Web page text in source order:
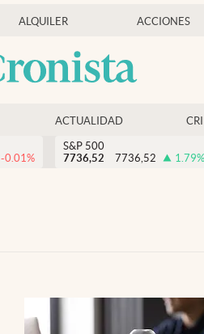
ALQUILER ACCIONES
ACTUALIDAD
-0.01%
S&P 500
7736,52
7736,52 1.79%